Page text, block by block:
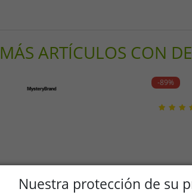
ARTÍCULOS CON
-89%
Nuestra protección de su